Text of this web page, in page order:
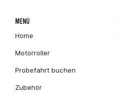
MENÜ
Home
Motorroller
Probefahrt buchen
Zubehör